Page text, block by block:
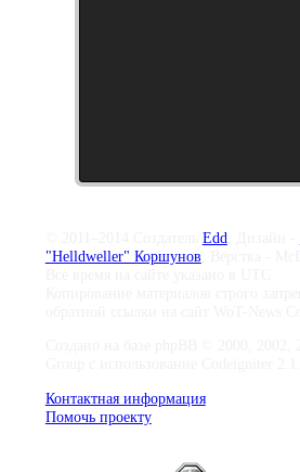
Edd
"Helldweller" Коршунов
Контактная информация
Помочь проекту